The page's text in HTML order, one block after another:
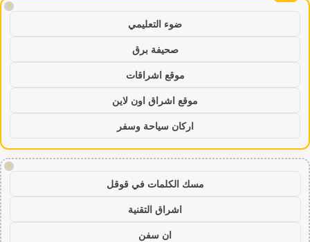
!
ضوء التعليمي
صحيفة برق
موقع اشراقات
موقع اشراق اون لاين
اركان سياحة وسفر
!
مسك الكلمات في قوقل
اشراق التقنية
ان سفن